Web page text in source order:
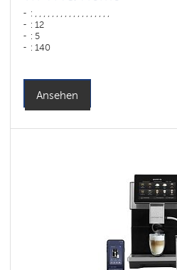
: , , , , , , , , , , , , , , , , , ,
: 12
: 5
: 140
Farbe: Графит
Leistung, W: 1500 W
Ansehen